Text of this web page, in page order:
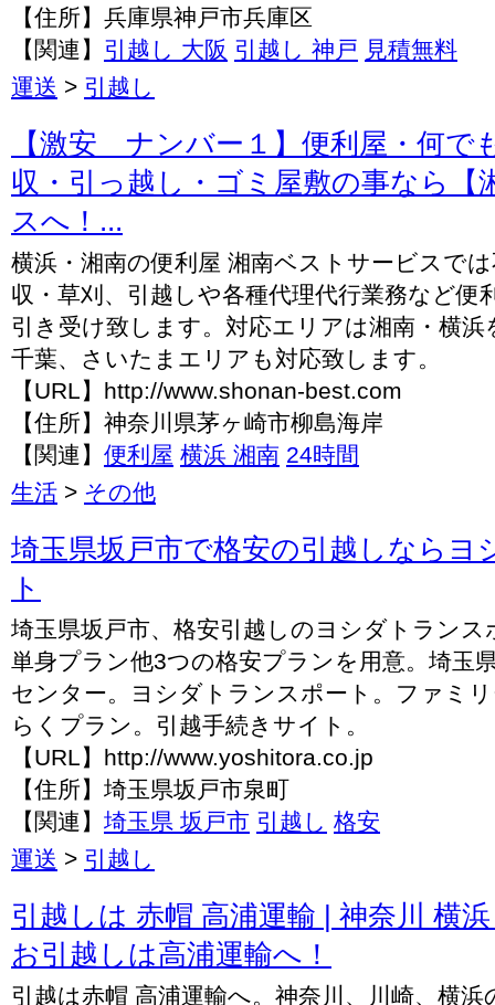
【住所】兵庫県神戸市兵庫区
【関連】 引越し 大阪 引越し 神戸 見積無料
運送 > 引越し
【激安 ナンバー１】便利屋・何で
収・引っ越し・ゴミ屋敷の事なら【
スへ！...
横浜・湘南の便利屋 湘南ベストサービスで
収・草刈、引越しや各種代理代行業務など便
引き受け致します。対応エリアは湘南・横浜
千葉、さいたまエリアも対応致します。
【URL】http://www.shonan-best.com
【住所】神奈川県茅ヶ崎市柳島海岸
【関連】 便利屋 横浜 湘南 24時間
生活 > その他
埼玉県坂戸市で格安の引越しならヨ
ト
埼玉県坂戸市、格安引越しのヨシダトランス
単身プラン他3つの格安プランを用意。埼玉
センター。ヨシダトランスポート。ファミ
らくプラン。引越手続きサイト。
【URL】http://www.yoshitora.co.jp
【住所】埼玉県坂戸市泉町
【関連】 埼玉県 坂戸市 引越し 格安
運送 > 引越し
引越しは 赤帽 高浦運輸 | 神奈川 横
お引越しは高浦運輸へ！
引越は赤帽 高浦運輸へ。神奈川、川崎、横